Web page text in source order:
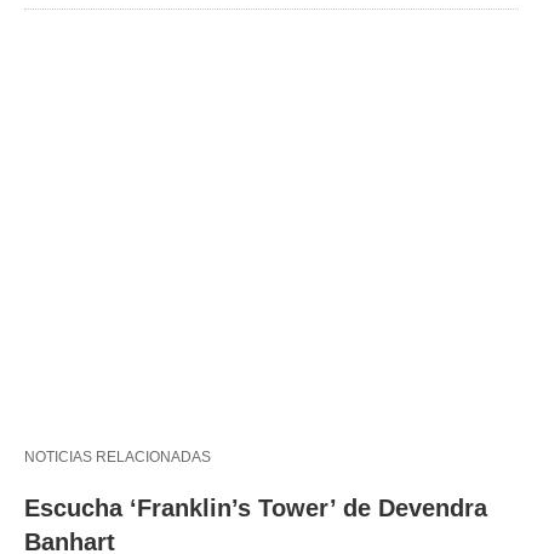
NOTICIAS RELACIONADAS
Escucha ‘Franklin’s Tower’ de Devendra
Banhart